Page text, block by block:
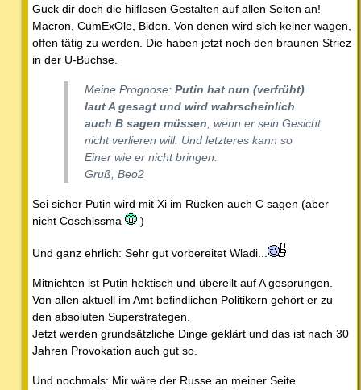
Guck dir doch die hilflosen Gestalten auf allen Seiten an!
Macron, CumExOle, Biden. Von denen wird sich keiner wagen,
offen tätig zu werden. Die haben jetzt noch den braunen Striez
in der U-Buchse.
Meine Prognose: Putin hat nun (verfrüht)
laut A gesagt und wird wahrscheinlich
auch B sagen müssen, wenn er sein Gesicht
nicht verlieren will. Und letzteres kann so
Einer wie er nicht bringen.
Gruß, Beo2
Sei sicher Putin wird mit Xi im Rücken auch C sagen (aber
nicht Coschissma
)
Und ganz ehrlich: Sehr gut vorbereitet Wladi...
Mitnichten ist Putin hektisch und übereilt auf A gesprungen.
Von allen aktuell im Amt befindlichen Politikern gehört er zu
den absoluten Superstrategen.
Jetzt werden grundsätzliche Dinge geklärt und das ist nach 30
Jahren Provokation auch gut so.
Und nochmals: Mir wäre der Russe an meiner Seite